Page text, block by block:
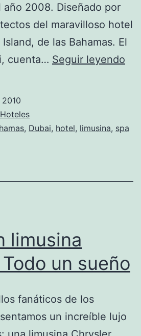
año 2008. Diseñado por
del maravilloso hotel
de las Bahamas. El
cuenta… Seguir leyendo
un
en
Hoteles
, Dubai, hotel, limusina, spa
limusina
un sueño
fanáticos de los
un increíble lujo